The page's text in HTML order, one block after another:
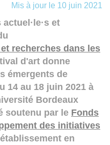
Mis à jour le 10 juin 2021
et
recherches dans les
d'art donne
émergents de
14 au 18 juin 2021 à
Bordeaux
soutenu par le Fonds
des initiatives
en